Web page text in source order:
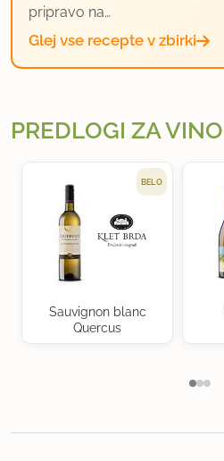
pripravo na…
Glej vse recepte v zbirki
PREDLOGI ZA VINO
BELO
Sauvignon blanc
Quercus